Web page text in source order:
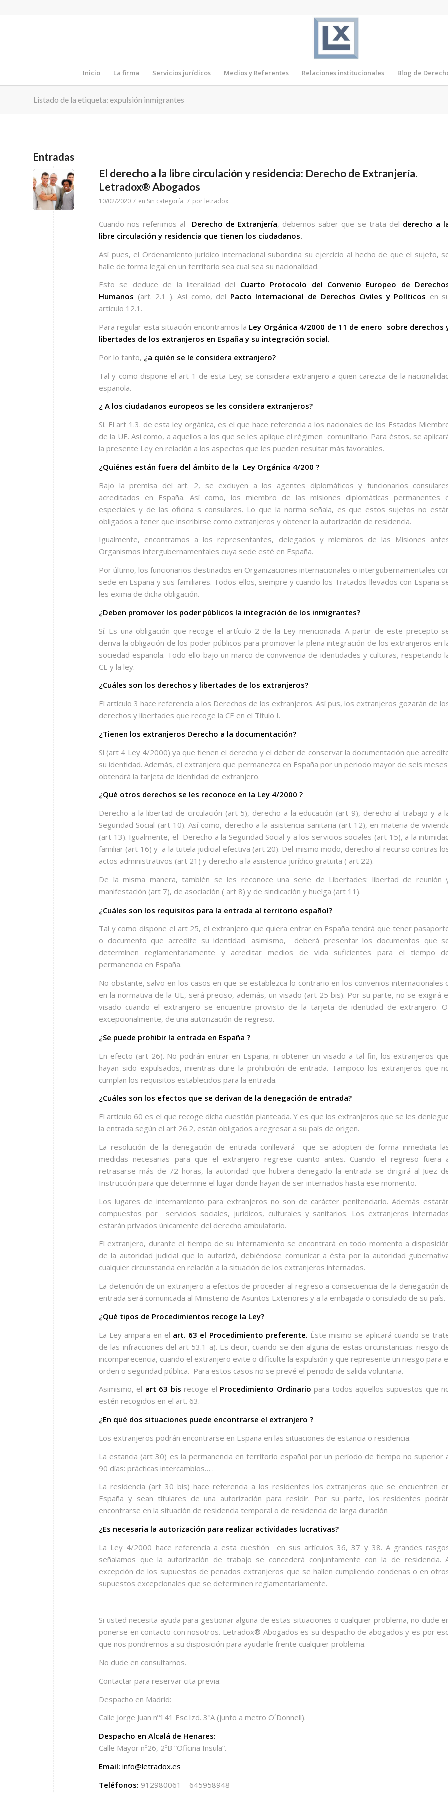
Inicio La firma Servicios jurídicos Medios y Referentes Relaciones institucionales Blog de
Listado de la etiqueta: expulsión inmigrantes
Entradas
El derecho a la libre circulación y residencia: Derecho de Extranjería.
Letradox® Abogados
10/02/2020 / en Sin categoría / por letradox
Cuando nos referimos al Derecho de Extranjería, debemos saber que se trata del derecho a
libre circulación y residencia que tienen los ciudadanos.
Así pues, el Ordenamiento jurídico internacional subordina su ejercicio al hecho de que el sujeto,
halle de forma legal en un territorio sea cual sea su nacionalidad.
Esto se deduce de la literalidad del Cuarto Protocolo del Convenio Europeo de
Humanos (art. 2.1 ). Así como, del Pacto Internacional de Derechos Civiles y Políticos en
artículo 12.1.
Para regular esta situación encontramos la Ley Orgánica 4/2000 de 11 de enero sobre derechos
libertades de los extranjeros en España y su integración social.
Por lo tanto, ¿a quién se le considera extranjero?
Tal y como dispone el art 1 de esta Ley; se considera extranjero a quien carezca de la
española.
¿ A los ciudadanos europeos se les considera extranjeros?
Sí. El art 1.3. de esta ley orgánica, es el que hace referencia a los nacionales de los Estados
de la UE. Así como, a aquellos a los que se les aplique el régimen comunitario. Para éstos, se
la presente Ley en relación a los aspectos que les pueden resultar más favorables.
¿Quiénes están fuera del ámbito de la Ley Orgánica 4/200 ?
Bajo la premisa del art. 2, se excluyen a los agentes diplomáticos y funcionarios
acreditados en España. Así como, los miembro de las misiones diplomáticas permanentes
especiales y de las oficina s consulares. Lo que la norma señala, es que estos sujetos no
obligados a tener que inscribirse como extranjeros y obtener la autorización de residencia.
Igualmente, encontramos a los representantes, delegados y miembros de las Misiones
Organismos intergubernamentales cuya sede esté en España.
Por último, los funcionarios destinados en Organizaciones internacionales o intergubernamentales
sede en España y sus familiares. Todos ellos, siempre y cuando los Tratados llevados con España
les exima de dicha obligación.
¿Deben promover los poder públicos la integración de los inmigrantes?
Sí. Es una obligación que recoge el artículo 2 de la Ley mencionada. A partir de este precepto
deriva la obligación de los poder públicos para promover la plena integración de los extranjeros en
sociedad española. Todo ello bajo un marco de convivencia de identidades y culturas, respetando
CE y la ley.
¿Cuáles son los derechos y libertades de los extranjeros?
El artículo 3 hace referencia a los Derechos de los extranjeros. Así pus, los extranjeros gozarán de
derechos y libertades que recoge la CE en el Título I.
¿Tienen los extranjeros Derecho a la documentación?
Sí (art 4 Ley 4/2000) ya que tienen el derecho y el deber de conservar la documentación que
su identidad. Además, el extranjero que permanezca en España por un periodo mayor de seis
obtendrá la tarjeta de identidad de extranjero.
¿Qué otros derechos se les reconoce en la Ley 4/2000 ?
Derecho a la libertad de circulación (art 5), derecho a la educación (art 9), derecho al trabajo y a
Seguridad Social (art 10). Así como, derecho a la asistencia sanitaria (art 12), en materia de
(art 13). Igualmente, el Derecho a la Seguridad Social y a los servicios sociales (art 15), a la
familiar (art 16) y a la tutela judicial efectiva (art 20). Del mismo modo, derecho al recurso contras
actos administrativos (art 21) y derecho a la asistencia jurídico gratuita ( art 22).
De la misma manera, también se les reconoce una serie de Libertades: libertad de reunión
manifestación (art 7), de asociación ( art 8) y de sindicación y huelga (art 11).
¿Cuáles son los requisitos para la entrada al territorio español?
Tal y como dispone el art 25, el extranjero que quiera entrar en España tendrá que tener
o documento que acredite su identidad. asimismo,
deberá presentar los documentos que
determinen reglamentariamente y acreditar medios de vida suficientes para el tiempo
permanencia en España.
No obstante, salvo en los casos en que se establezca lo contrario en los convenios internacionales
en la normativa de la UE, será preciso, además, un visado (art 25 bis). Por su parte, no se exigirá
visado cuando el extranjero se encuentre provisto de la tarjeta de identidad de extranjero.
excepcionalmente, de una autorización de regreso.
¿Se puede prohibir la entrada en España ?
En efecto (art 26). No podrán entrar en España, ni obtener un visado a tal fin, los extranjeros
hayan sido expulsados, mientras dure la prohibición de entrada. Tampoco los extranjeros que
cumplan los requisitos establecidos para la entrada.
¿Cuáles son los efectos que se derivan de la denegación de entrada?
El artículo 60 es el que recoge dicha cuestión planteada. Y es que los extranjeros que se les
la entrada según el art 26.2, están obligados a regresar a su país de origen.
La resolución de la denegación de entrada conllevará
que se adopten de forma inmediata
medidas necesarias para que el extranjero regrese cuanto antes. Cuando el regreso fuera
retrasarse más de 72 horas, la autoridad que hubiera denegado la entrada se dirigirá al Juez
Instrucción para que determine el lugar donde hayan de ser internados hasta ese momento.
Los lugares de internamiento para extranjeros no son de carácter penitenciario. Además
compuestos por
servicios sociales, jurídicos, culturales y sanitarios. Los extranjeros
estarán privados únicamente del derecho ambulatorio.
El extranjero, durante el tiempo de su internamiento se encontrará en todo momento a
de la autoridad judicial que lo autorizó, debiéndose comunicar a ésta por la autoridad
cualquier circunstancia en relación a la situación de los extranjeros internados.
La detención de un extranjero a efectos de proceder al regreso a consecuencia de la denegación
entrada será comunicada al Ministerio de Asuntos Exteriores y a la embajada o consulado de su país.
¿Qué tipos de Procedimientos recoge la Ley?
La Ley ampara en el art. 63 el Procedimiento preferente. Éste mismo se aplicará cuando se
de las infracciones del art 53.1 a). Es decir, cuando se den alguna de estas circunstancias: riesgo
incomparecencia, cuando el extranjero evite o dificulte la expulsión y que represente un riesgo para
orden o seguridad pública. Para estos casos no se prevé el periodo de salida voluntaria.
Asimismo, el art 63 bis recoge el Procedimiento Ordinario para todos aquellos supuestos que
estén recogidos en el art. 63.
¿En qué dos situaciones puede encontrarse el extranjero ?
Los extranjeros podrán encontrarse en España en las situaciones de estancia o residencia.
La estancia (art 30) es la permanencia en territorio español por un período de tiempo no superior
90 días: prácticas intercambios… .
La residencia (art 30 bis) hace referencia a los residentes los extranjeros que se encuentren
España y sean titulares de una autorización para residir. Por su parte, los residentes
encontrarse en la situación de residencia temporal o de residencia de larga duración
¿Es necesaria la autorización para realizar actividades lucrativas?
La Ley 4/2000 hace referencia a esta cuestión
en sus artículos 36, 37 y 38. A grandes
señalamos que la autorización de trabajo se concederá conjuntamente con la de residencia.
excepción de los supuestos de penados extranjeros que se hallen cumpliendo condenas o en
supuestos excepcionales que se determinen reglamentariamente.
Si usted necesita ayuda para gestionar alguna de estas situaciones o cualquier problema, no dude
ponerse en contacto con nosotros. Letradox® Abogados es su despacho de abogados y es por
que nos pondremos a su disposición para ayudarle frente cualquier problema.
No dude en consultarnos.
Contactar para reservar cita previa:
Despacho en Madrid:
Calle Jorge Juan nº141 Esc.Izd. 3ºA (junto a metro O´Donnell).
Despacho en Alcalá de Henares:
Calle Mayor nº26, 2ºB “Oficina Insula”.
Email: info@letradox.es
Teléfonos: 912980061 – 645958948